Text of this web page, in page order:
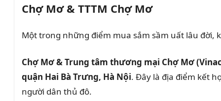
Chợ Mơ & TTTM Chợ Mơ
Một trong những điểm mua sắm sầm uất lâu
Chợ Mơ & Trung tâm thương mại Chợ Mơ
quận Hai Bà Trưng, Hà Nội. Đây là địa điểm kết
người dân thủ đô.​